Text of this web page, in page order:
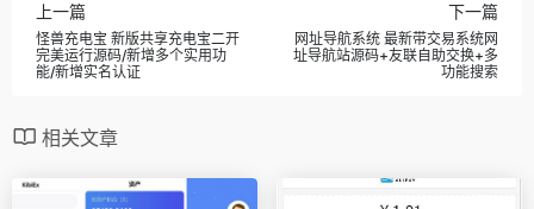
上一篇
怪兽充电宝 新版共享充电宝二开
完美运行源码/新增多个实用功
能/新增实名认证
下一篇
网址导航系统 最新带交易系统网
址导航站源码+友联自助交换+多
功能搜索
相关文章